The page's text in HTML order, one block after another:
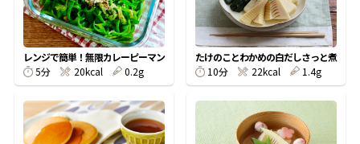
だし粉
レンジで簡単！無限カレーピーマン
5分
20kcal 0.2g
たけのことわかめの白だしさっと煮
10分
22kcal 1.4g